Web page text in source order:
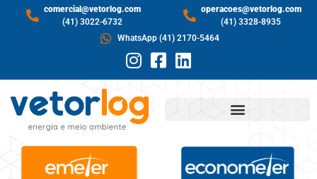
comercial@vetorlog.com
(41) 3022-6732
operacoes@vetorlog.com
(41) 3328-8935
WhatsApp (41) 2170-5464